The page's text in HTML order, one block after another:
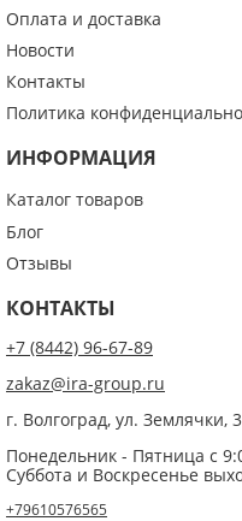
Оплата и доставка
Новости
Контакты
Политика
ИНФОРМАЦИЯ
Каталог товаров
Блог
Отзывы
КОНТАКТЫ
+7 (8442) 96-67-89
zakaz@ira-group.ru
г. Волгоград, ул. Землячки,
Понедельник - Пятница с
Суббота и Воскресенье
+79610576565